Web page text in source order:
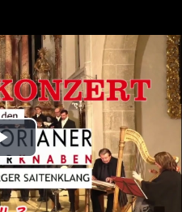
Play
Video